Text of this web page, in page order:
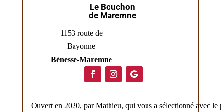
Le Bouchon
de Maremne
1153 route de
Bayonne
Bénesse-Maremne
Ouvert en 2020, par Mathieu, qui vous a sélectionné avec le